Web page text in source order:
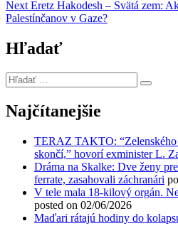
článku
Next Next
post:
Eretz Hakodesh – Svätá zem:
Palestínčanov v Gaze?
Hľadať
Hľadať
…
Najčítanejšie
TERAZ TAKTO: “Zelenského
skončí,” hovorí exminister L.
Dráma na Skalke: Dve ženy
ferrate, zasahovali záchranári
V tele mala 18-kilový orgán.
posted on 02/06/2026
Maďari rátajú hodiny do